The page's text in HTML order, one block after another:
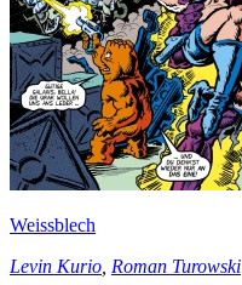
Weissblech
Levin Kurio Roman Turowski